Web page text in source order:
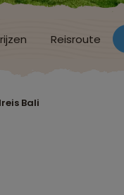
Reisroute
Bali